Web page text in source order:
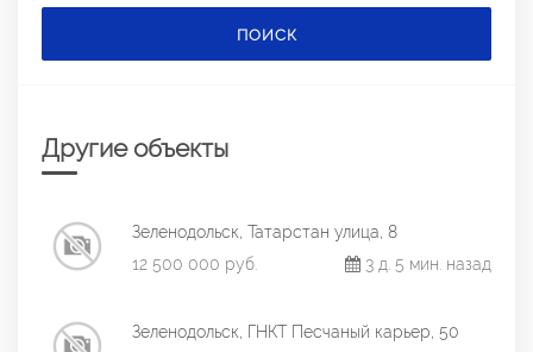
ПОИСК
Другие объекты
Зеленодольск, Татарстан улица, 8
12 500 000 руб.
3 д. 5 мин. назад
Зеленодольск, ГНКТ Песчаный карьер, 50